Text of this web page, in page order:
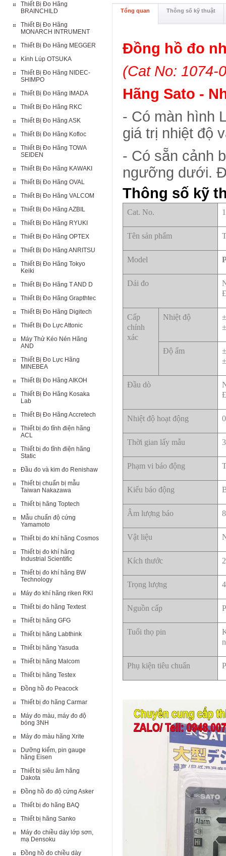
Thiết Bị Đo Hãng
BRAINCHILD
Thiết Bị Đo Hãng
MONARCH INTRUMENT
Thiết Bị Đo Hãng MEGGER
Kính Lúp OTSUKA
Thiết Bị Đo Hãng NIDEC-
SHIMPO
Thiết Bị Đo Hãng IMADA
Thiết Bị Đo Hãng RKC
Thiết Bị Đo Hãng ASK
Thiết Bị Đo Hãng Kofloc
Thiết Bị Đo Hãng TOWA
SEIDEN
Thiết Bị Đo Hãng KAWAKI
Thiết Bị Đo Hãng OVAL
Thiết Bị Đo Hãng VALCOM
Thiết Bị Đo Hãng AZBIL
Thiết Bị Đo Hãng RYUKI
Thiết Bị Đo Hãng OPTEX
Thiết Bị Đo Hãng ANRITSU
Thiết Bị Đo Hãng Tokyo
Keiki
Thiết Bị Đo Hãng T AND D
Thiết Bị Đo Hãng Grapthtec
Thiết Bị Đo Hãng Digitech
Thiết Bị Đo Lực Attonic
Máy Thử Kéo Nén Hãng
AND
Thiết Bị Đo Lực Hãng
MINEBEA
Thiết Bị Đo Hãng AIKOH
Thiết Bị Đo Hãng Kosaka
Lab
Thiết Bị Đo Hãng Accretech
Thiết bị đo tĩnh điện hãng
ACL
Thiết bị đo tĩnh điện hãng
Static
Đầu đo và kim đo Renishaw
Thiết bị chuẩn bị mẫu
Taiwan Nakazawa
Thiết bị hãng Toptech
Mẫu chuẩn độ cứng
Yamamoto
Thiết bị đo khí hãng Cosmos
Thiết bị đo khí hãng
Industrial Scientific
Thiết bị đo khí hãng BW
Technology
Máy đo khí hãng riken RKI
Thiết bị đo hãng Textest
Thiết bị hãng GFG
Thiết bị hãng Labthink
Thiết bị hãng Yasuda
Thiết bị hãng Malcom
Thiết bị hãng Testex
Đồng hồ đo Peacock
Thiết bị đo hãng Carmar
Máy đo màu, máy đo độ
bóng 3NH
Máy đo màu hãng Xrite
Dưỡng kiểm, pin gauge
hãng Eisen
Thiết bị siêu âm hãng
Dakota
Đồng hồ đo độ cứng Asker
Thiết bị đo hãng BAQ
Thiết bị hãng Sanko
Máy đo chiều dày lớp sơn,
mạ Densoku
Đồng hồ đo chiều dày
Tổng quan Thông số kỹ thuật
Đồng hồ đo
(Cat No: 1074-
Hãng Sato -
- Có màn hình
giá trị nhiệt độ
- Có sẵn cảnh
ngưỡng dưới.
Thông số kỹ
Cat. No.
Tên sản phẩm
Model
Dải đo
Cấp
chính
xác
Nhiệt độ
Độ ẩm
Đầu dò
Nhiệt độ hoạt động
Thời gian lấy mẫu
Phạm vi báo động
Kiểu báo động
Âm lượng báo
Vật liệu
Kích thước
Trọng lượng
Nguồn cấp
Tuổi thọ pin
Phụ kiện tiêu chuẩn